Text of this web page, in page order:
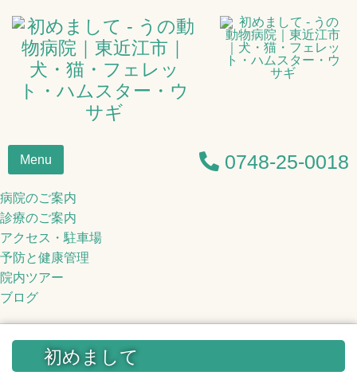
0748-25-0018
Menu
病院のご案内
診療のご案内
アクセス・駐車場
予防と健康管理
院内ツアー
ブログ
初めまして